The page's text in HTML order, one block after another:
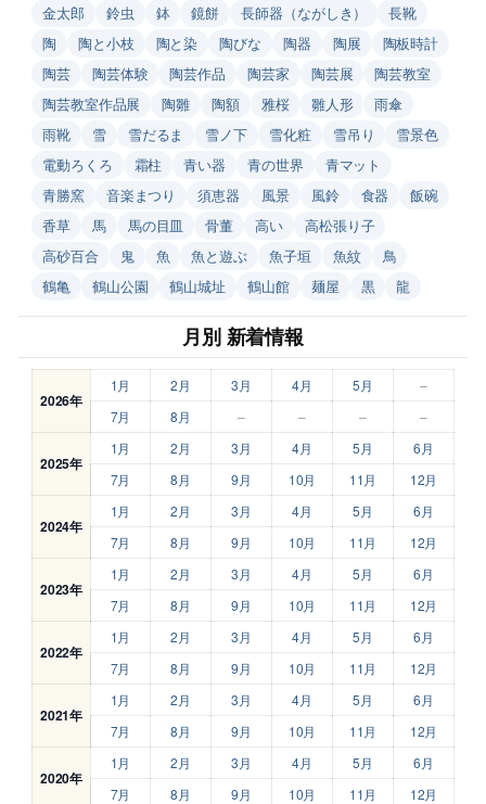
金太郎
鈴虫 鉢 鏡餅 長師器（ながしき）
長靴
陶
陶と小枝 陶と染 陶びな 陶器 陶展
陶板時計
陶芸
陶芸体験 陶芸作品 陶芸家 陶芸展
陶芸教室
陶芸教室作品展
陶雛 陶額 雅桜 雛人形
雨傘
雨靴
雪 雪だるま 雪ノ下 雪化粧 雪吊り
雪景色
電動ろくろ
霜柱 青い器 青の世界
青マット
青勝窯
音楽まつり 須恵器 風景 風鈴 食器
飯碗
香草
馬 馬の目皿 骨董 高い
高松張り子
高砂百合
鬼 魚 魚と遊ぶ 魚子垣 魚紋
鳥
鶴亀
鶴山公園 鶴山城址 鶴山館 麺屋 黒 龍
月別 新着情報
2026年
1月 2月 3月 4月 5月
–
7月
8月 – – – –
2025年
1月 2月 3月 4月 5月
6月
7月
8月 9月 10月 11月 12月
2024年
1月 2月 3月 4月 5月
6月
7月
8月 9月 10月 11月 12月
2023年
1月 2月 3月 4月 5月
6月
7月
8月 9月 10月 11月 12月
2022年
1月 2月 3月 4月 5月
6月
7月
8月 9月 10月 11月 12月
2021年
1月 2月 3月 4月 5月
6月
7月
8月 9月 10月 11月 12月
2020年
1月 2月 3月 4月 5月
6月
7月
8月 9月 10月 11月 12月